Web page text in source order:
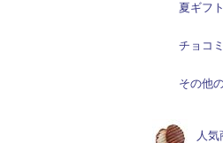
夏ギフト
チョコ
その他
人気